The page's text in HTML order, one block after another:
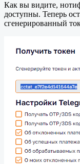
Как вы видите,
доступны. Теперь
сгенерированный